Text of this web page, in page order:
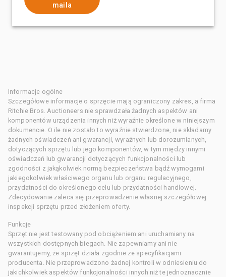
maila
Informacje ogólne
Szczegółowe informacje o sprzęcie mają ograniczony zakres, a firma
Ritchie Bros. Auctioneers nie sprawdzała żadnych aspektów ani
komponentów urządzenia innych niż wyraźnie określone w niniejszym
dokumencie. O ile nie zostało to wyraźnie stwierdzone, nie składamy
żadnych oświadczeń ani gwarancji, wyraźnych lub dorozumianych,
dotyczących sprzętu lub jego komponentów, w tym między innymi
oświadczeń lub gwarancji dotyczących funkcjonalności lub
zgodności z jakąkolwiek normą bezpieczeństwa bądź wymogami
jakiegokolwiek właściwego organu lub organu regulacyjnego,
przydatności do określonego celu lub przydatności handlowej.
Zdecydowanie zaleca się przeprowadzenie własnej szczegółowej
inspekcji sprzętu przed złożeniem oferty.
Funkcje
Sprzęt nie jest testowany pod obciążeniem ani uruchamiany na
wszystkich dostępnych biegach. Nie zapewniamy ani nie
gwarantujemy, że sprzęt działa zgodnie ze specyfikacjami
producenta. Nie przeprowadzono żadnej kontroli w odniesieniu do
jakichkolwiek aspektów funkcjonalności innych niż te jednoznacznie